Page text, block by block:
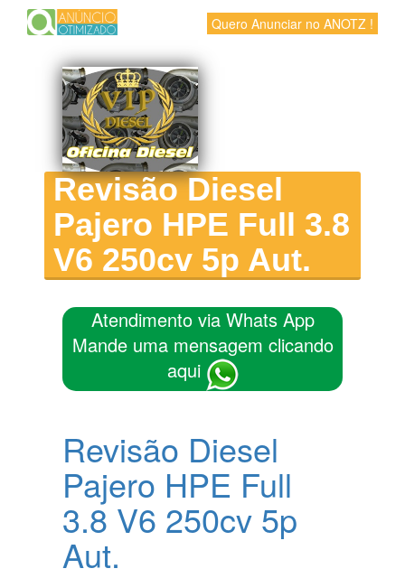
Quero Anunciar no ANOTZ !
Revisão Diesel
Pajero HPE Full 3.8
V6 250cv 5p Aut.
Atendimento via Whats App
Mande uma mensagem clicando
aqui
Revisão Diesel
Pajero HPE Full
3.8 V6 250cv 5p
Aut.